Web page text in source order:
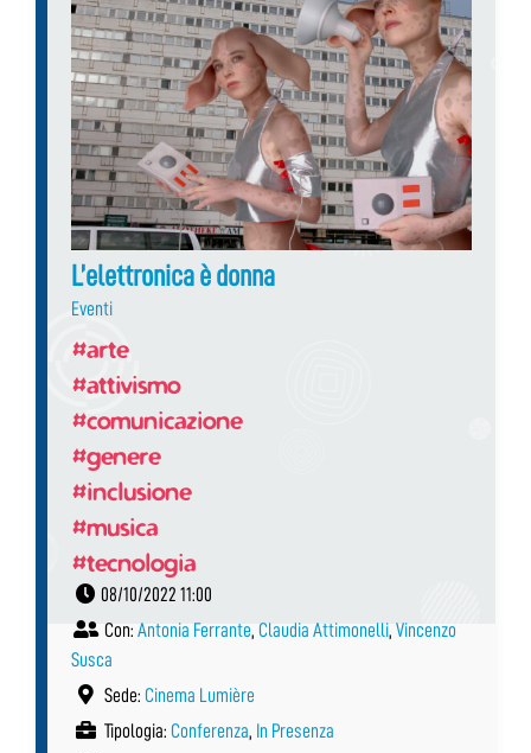
L’elettronica è donna
Eventi
#arte
#attivismo
#comunicazione
#genere
#inclusione
#musica
#tecnologia
08/10/2022 11:00
Con: Antonia Ferrante, Claudia Attimonelli, Vincenzo
Susca
Sede: Cinema Lumière
Tipologia: Conferenza, In Presenza